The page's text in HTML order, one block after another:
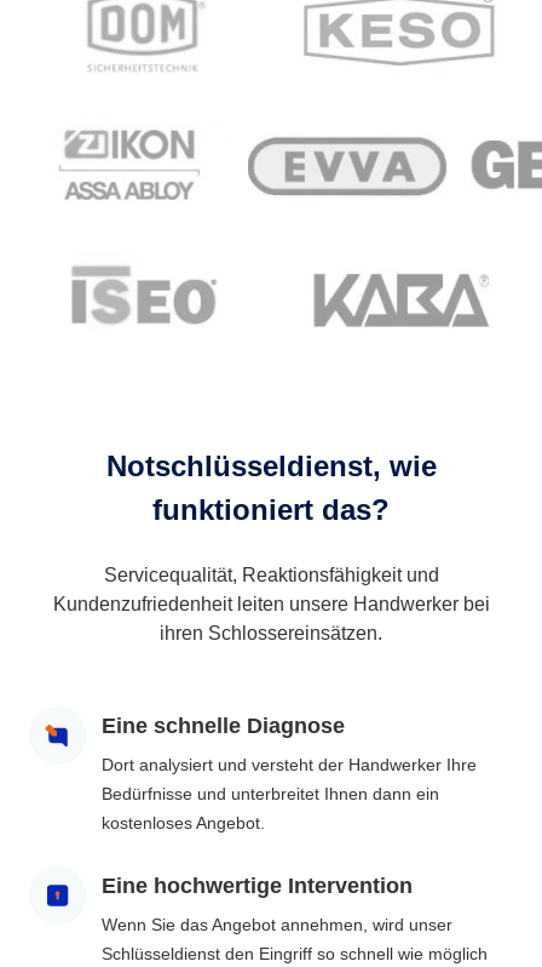
Notschlüsseldienst, wie
funktioniert das?
Servicequalität, Reaktionsfähigkeit und
Kundenzufriedenheit leiten unsere Handwerker bei
ihren Schlossereinsätzen.
Eine schnelle Diagnose
Dort analysiert und versteht der Handwerker Ihre
Bedürfnisse und unterbreitet Ihnen dann ein
kostenloses Angebot.
Eine hochwertige Intervention
Wenn Sie das Angebot annehmen, wird unser
Schlüsseldienst den Eingriff so schnell wie möglich